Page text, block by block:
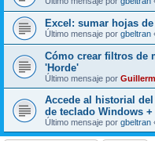
Excel: sumar hojas
Último mensaje por gbeltran
Cómo crear filtros de
'Horde'
Último mensaje por
Accede al historial
de teclado Windows +
Último mensaje por gbeltran